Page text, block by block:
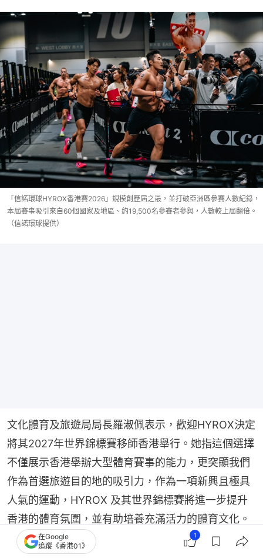
「信諾環球HYROX香港賽2026」規模創歷屆之最，並打破亞洲區參賽人數紀錄，
本屆賽事吸引來自60個國家及地區、約19,500名參賽者參與，人數較上屆翻倍。
（信諾環球提供）
文化體育及旅遊局局長羅淑佩表示，歡迎HYROX決定
將其2027年世界錦標賽移師香港舉行。她指這個選擇
不僅展示香港舉辦大型體育賽事的能力，更突顯我們
作為首選旅遊目的地的吸引力，作為一項新興且極具
人氣的運動，HYROX 及其世界錦標賽將進一步提升
香港的體育氛圍，並有助培養充滿活力的體育文化。
在Google
追蹤《香港01》
1